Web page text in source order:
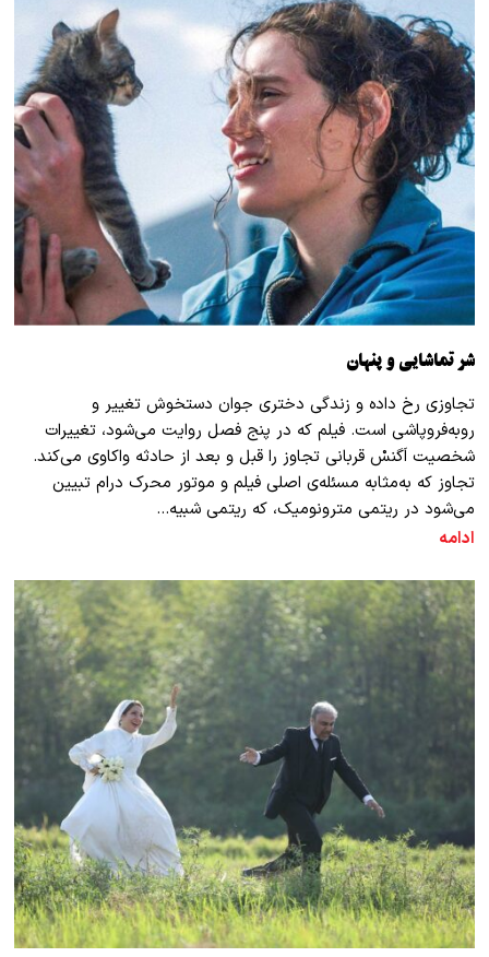
شر تماشایی و پنهان
تجاوزی رخ داده و زندگی دختری جوان دستخوش تغییر و
روبه‌فروپاشی است. فیلم که در پنج فصل روایت می‌شود، تغییرات
شخصیت اَگنسْ قربانی تجاوز را قبل و بعد از حادثه واکاوی می‌کند.
تجاوز که به‌مثابه مسئله‌ی اصلی فیلم و موتور محرک درام تبیین
می‌شود در ریتمی مترونومیک، که ریتمی شبیه…
ادامه